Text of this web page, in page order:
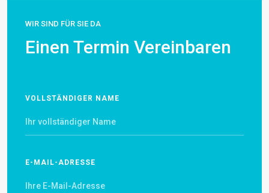
WIR SIND FÜR SIE DA
Einen Termin Vereinbaren
VOLLSTÄNDIGER NAME
E-MAIL-ADRESSE